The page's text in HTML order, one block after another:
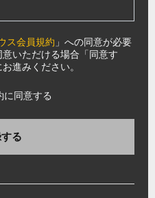
ス会員規約 」への同意が必要
いただける場合「同意す
進みください。
に同意する
る